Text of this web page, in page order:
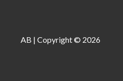
AB | Copyright © 2026